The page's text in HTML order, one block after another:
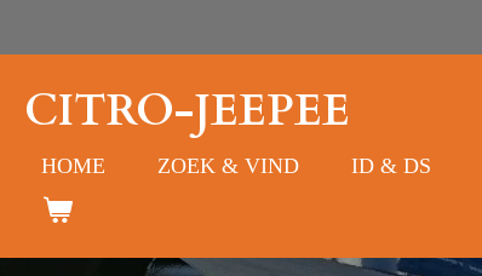
direct
naar
de
hoofdinhoud
CITRO-JEEPEE
HOME ZOEK & VIND ID & DS